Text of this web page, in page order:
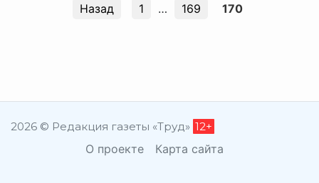
Назад 1 … 169 170
2026 © Редакция газеты «Труд» 12+
О проекте Карта сайта